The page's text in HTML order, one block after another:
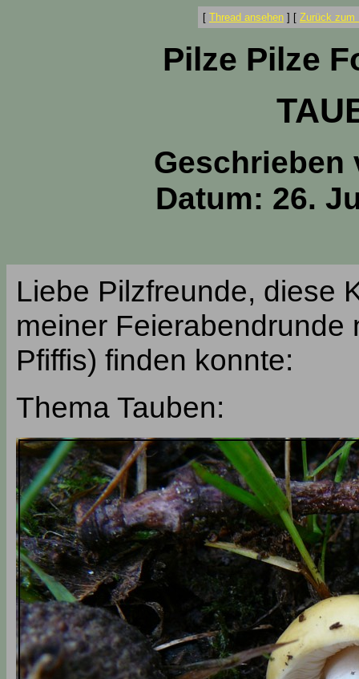
[ Thread ansehen ] [ Zurück zum
Pilze Pilze
Datum: 26.
Liebe Pilzfreunde, diese
meiner
Pfiffis) finden konnte:
Thema Tauben: